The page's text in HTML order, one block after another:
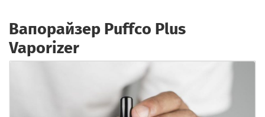
Вапорайзер Puffco Plus
Vaporizer